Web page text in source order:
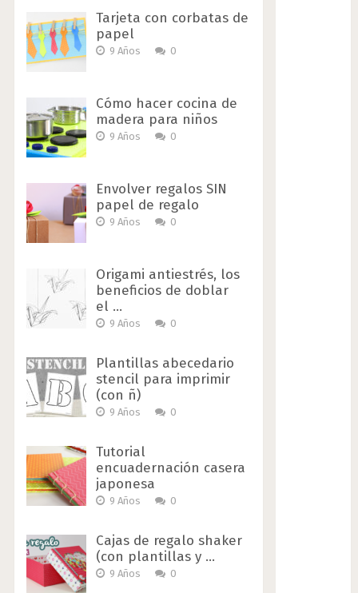
Tarjeta con corbatas de
papel
9 Años 0
Cómo hacer cocina de
madera para niños
9 Años 0
Envolver regalos SIN
papel de regalo
9 Años 0
Origami antiestrés, los
beneficios de doblar
el …
9 Años 0
Plantillas abecedario
stencil para imprimir
(con ñ)
9 Años 0
Tutorial
encuadernación casera
japonesa
9 Años 0
Cajas de regalo shaker
(con plantillas y …
9 Años 0